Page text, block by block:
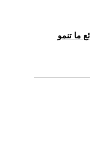
ما تنمو